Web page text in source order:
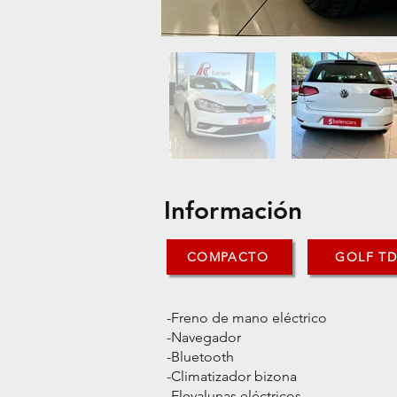
Información
COMPACTO GOLF
-Freno de mano eléctrico
-Navegador
-Bluetooth
-Climatizador bizona